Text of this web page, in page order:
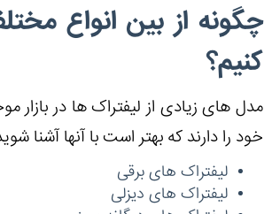
چگونه از بین انواع
کنیم؟
مدل های زیادی از لیفتراک ها در
خود را دارند که بهتر است با آنها آشنا
لیفتراک های برقی
لیفتراک های دیزلی